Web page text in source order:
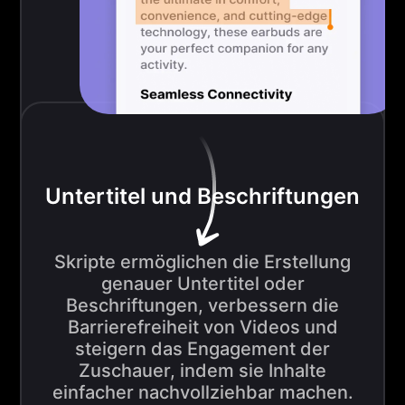
Untertitel und Beschriftungen
Skripte ermöglichen die Erstellung
genauer Untertitel oder
Beschriftungen, verbessern die
Barrierefreiheit von Videos und
steigern das Engagement der
Zuschauer, indem sie Inhalte
einfacher nachvollziehbar machen.